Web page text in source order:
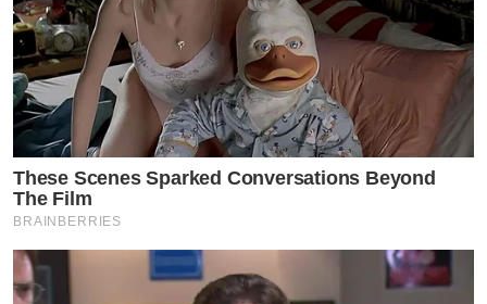
These Scenes Sparked Conversations Beyond
The Film
BRAINBERRIES